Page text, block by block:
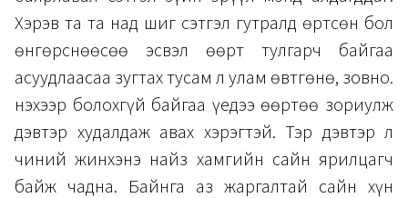
Хэрэв та та над шиг сэтгэл гутралд өртсөн бол
өнгөрснөөсөө эсвэл өөрт тулгарч байгаа
асуудлаасаа зугтах тусам л улам өвтгөнө, зовно.
Үнэхээр болохгүй байгаа үедээ өөртөө зориулж
дэвтэр худалдаж авах хэрэгтэй. Тэр дэвтэр л
чиний жинхэнэ найз хамгийн сайн ярилцагч
байж чадна. Байнга аз жаргалтай сайн хүн